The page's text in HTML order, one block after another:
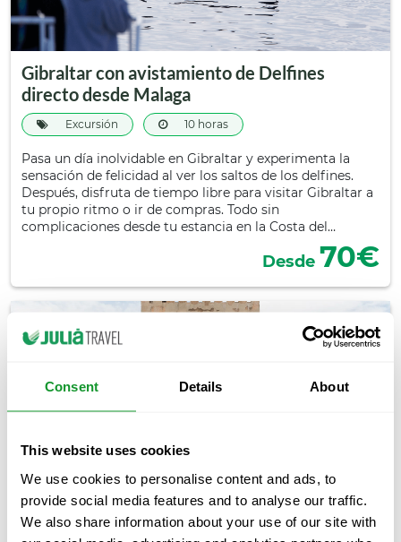
Consent Details About
This website uses cookies
We use cookies to personalise content and ads, to
provide social media features and to analyse our traffic.
We also share information about your use of our site with
Gibraltar con avistamiento de Delfines
directo desde Malaga
Excursión 10 horas
Pasa un día inolvidable en Gibraltar y experimenta la
sensación de felicidad al ver los saltos de los delfines.
Después, disfruta de tiempo libre para visitar Gibraltar a
tu propio ritmo o ir de compras. Todo sin
complicaciones desde tu estancia en la Costa del…
Desde 70€
Granada Día Completo Desde Costa del Sol